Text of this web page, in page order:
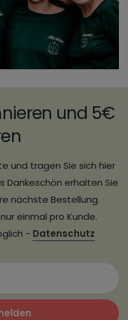
und 5€
und tragen Sie sich hier
Dankeschön erhalten Sie
nächste Bestellung.
einmal pro Kunde.
- Datenschutz